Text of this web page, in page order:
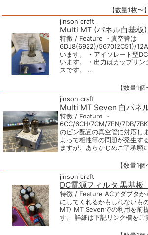
【数量1枚
jinson craft
Multi MT (パネル白基
特徴 / Feature ・真空管は
6DJ8(6922)/5670(2C51)/12A
います。 ・アイソレート型
います。 ・出力はカップリン
スです。 ...
【数量1
jinson craft
Multi MT Seven 白パネ
特徴 / Feature ・
6CC/6CH/7CM/7EN/7DB/
のピン配置の真空管に対応し
よって相性等の問題が発生す
ますが、あらかじめご了承願
【数量1
jinson craft
DC電源フィルタ 黒基
特徴 / Feature ACアダプタか
にしてくれるかもしれないも
MT/ MT Sevenでの利用を前
す。 詳細は下記リンク欄をご